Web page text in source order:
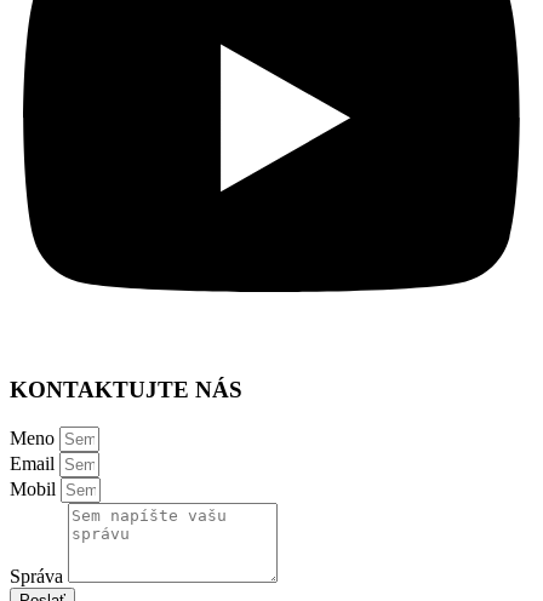
KONTAKTUJTE NÁS
Meno
Email
Mobil
Správa